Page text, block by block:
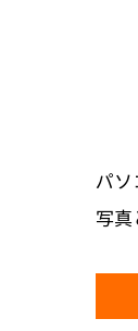
パ
写真